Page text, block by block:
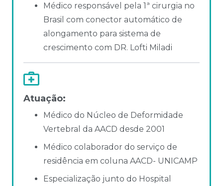
Médico responsável pela 1ª cirurgia no
Brasil com conector automático de
alongamento para sistema de
crescimento com DR. Lofti Miladi
Atuação:
Médico do Núcleo de Deformidade
Vertebral da AACD desde 2001
Médico colaborador do serviço de
residência em coluna AACD- UNICAMP
Especialização junto do Hospital